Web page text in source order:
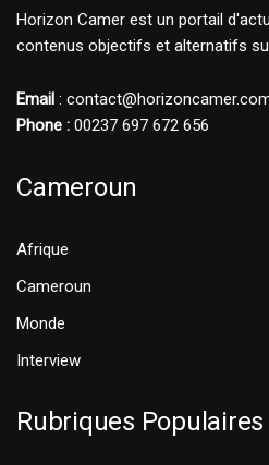
Horizon Camer est un portail
contenus objectifs et alternatifs
Email :
Phone : 00237 697 672 656
Cameroun
Afrique
Cameroun
Monde
Interview
Rubriques Populaires